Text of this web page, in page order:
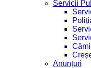
Servicii
Anunțuri